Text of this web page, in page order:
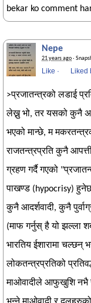
bekar ko comment
Nepe
21 years ago·
Like · Liked
>प्रजातन्त्रको लडाई
लेख्नु भो, तर यसको कुनै
भएको मान्छे, म
राजतन्त्रप्रति कुनै
ग्रहण गर्दै गएको
पाखण्ड (hypocrisy)
कुनै आदर्शवादी, कुनै
(माफ गर्नुस् है यो झल्ला
भारतिय ईशारामा चल्छन्
लोकतन्त्रप्रतिको
माओवादीले आफुखुशि नभै